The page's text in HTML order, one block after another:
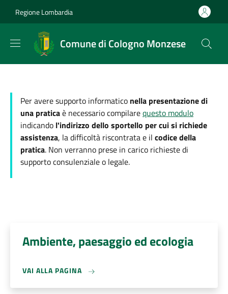
Regione Lombardia
Comune di Cologno Monzese
Per avere supporto informatico nella presentazione di
una praticaè necessario compilarequesto modulo
indicando l'indirizzo dello sportello per cui si richiede
assistenza, la difficoltà riscontrata e il codice della
pratica. Non verranno prese in carico richieste di
supporto consulenziale o legale.
Ambiente, paesaggio ed ecologia
VAI ALLA PAGINA